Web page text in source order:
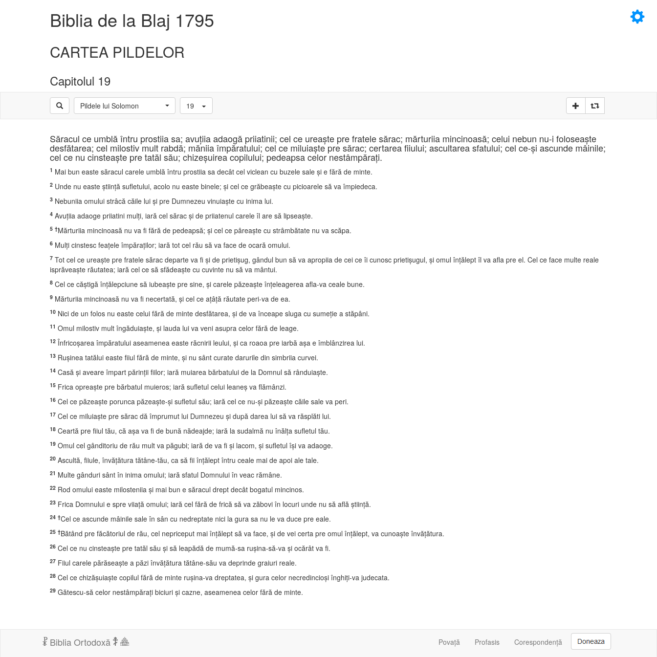
×
Biblia de la Blaj 1795
CARTEA PILDELOR
Capitolul 19
Pildele lui Solomon 19
Săracul ce umblă întru prostiia sa; avuţiia adaogă priiatinii; cel ce ureaşte pre fratele sărac; mărturiia mincinoasă; celui nebun nu-i foloseaşte
desfătarea; cel milostiv mult rabdă; măniia împăratului; cel ce miluiaşte pre sărac; certarea fiiului; ascultarea sfatului; cel ce-şi ascunde mâinile;
cel ce nu cinsteaşte pre tatăl său; chizeşuirea copilului; pedeapsa celor nestâmpăraţi.
1 Mai bun easte săracul carele umblă întru prostiia sa decât cel viclean cu buzele sale şi e fără de minte.
2 Unde nu easte ştiinţă sufletului, acolo nu easte binele; şi cel ce grăbeaşte cu picioarele să va împiedeca.
3 Nebuniia omului strâcă căile lui şi pre Dumnezeu vinuiaşte cu inima lui.
4 Avuţiia adaoge priiatini mulţi, iară cel sărac şi de priiatenul carele îl are să lipseaşte.
5 †Mărturiia mincinoasă nu va fi fără de pedeapsă; şi cel ce pâreaşte cu strâmbătate nu va scăpa.
6 Mulţi cinstesc feaţele împăraţilor; iară tot cel rău să va face de ocară omului.
7 Tot cel ce ureaşte pre fratele sărac departe va fi şi de prietişug, gândul bun să va apropiia de cei ce îi cunosc prietişugul, şi omul înţălept îl va afla pre el. Cel ce face multe reale
isprăveaşte răutatea; iară cel ce să sfădeaşte cu cuvinte nu să va mântui.
8 Cel ce căştigă înţălepciune să iubeaşte pre sine, şi carele păzeaşte înţeleagerea afla-va ceale bune.
9 Mărturiia mincinoasă nu va fi necertată, şi cel ce aţâţă răutate peri-va de ea.
10 Nici de un folos nu easte celui fără de minte desfătarea, şi de va înceape sluga cu sumeţie a stăpâni.
11 Omul milostiv mult îngăduiaşte, şi lauda lui va veni asupra celor fără de leage.
12 Înfricoşarea împăratului aseamenea easte răcnirii leului, şi ca roaoa pre iarbă aşa e îmblânzirea lui.
13 Ruşinea tatălui easte fiiul fără de minte, şi nu sânt curate darurile din simbriia curvei.
14 Casă şi aveare împart părinţii fiilor; iară muiarea bărbatului de la Domnul să rânduiaşte.
15 Frica opreaşte pre bărbatul muieros; iară sufletul celui leaneş va flămânzi.
16 Cel ce păzeaşte porunca păzeaşte-şi sufletul său; iară cel ce nu-şi păzeaşte căile sale va peri.
17 Cel ce miluiaşte pre sărac dă împrumut lui Dumnezeu şi după darea lui să va răsplăti lui.
18 Ceartă pre fiiul tău, că aşa va fi de bună nădeajde; iară la sudalmă nu înălţa sufletul tău.
19 Omul cel gânditoriu de rău mult va păgubi; iară de va fi şi lacom, şi sufletul îşi va adaoge.
20 Ascultă, fiiule, învăţătura tătâne-tău, ca să fii înţălept întru ceale mai de apoi ale tale.
21 Multe gânduri sânt în inima omului; iară sfatul Domnului în veac rămâne.
22 Rod omului easte milosteniia şi mai bun e săracul drept decât bogatul mincinos.
23 Frica Domnului e spre viiaţă omului; iară cel fără de frică să va zăbovi în locuri unde nu să află ştiinţă.
24 †Cel ce ascunde mâinile sale în sân cu nedreptate nici la gura sa nu le va duce pre eale.
25 †Bătând pre făcătoriul de rău, cel nepriceput mai înţălept să va face, şi de vei certa pre omul înţălept, va cunoaşte învăţătura.
26 Cel ce nu cinsteaşte pre tatăl său şi să leapădă de mumă-sa ruşina-să-va şi ocărât va fi.
27 Fiiul carele părăseaşte a păzi învăţătura tătâne-său va deprinde graiuri reale.
28 Cel ce chizăşuiaşte copilul fără de minte ruşina-va dreptatea, şi gura celor necredincioşi înghiţi-va judecata.
29 Gătescu-să celor nestâmpăraţi biciuri şi cazne, aseamenea celor fără de minte.
Biblia Ortodoxă Povață Profasis Corespondență